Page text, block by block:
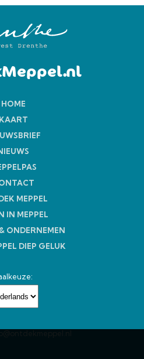
HOME
KAART
MEPPEL
IN MEPPEL
ONDERNEMEN
DIEP GELUK